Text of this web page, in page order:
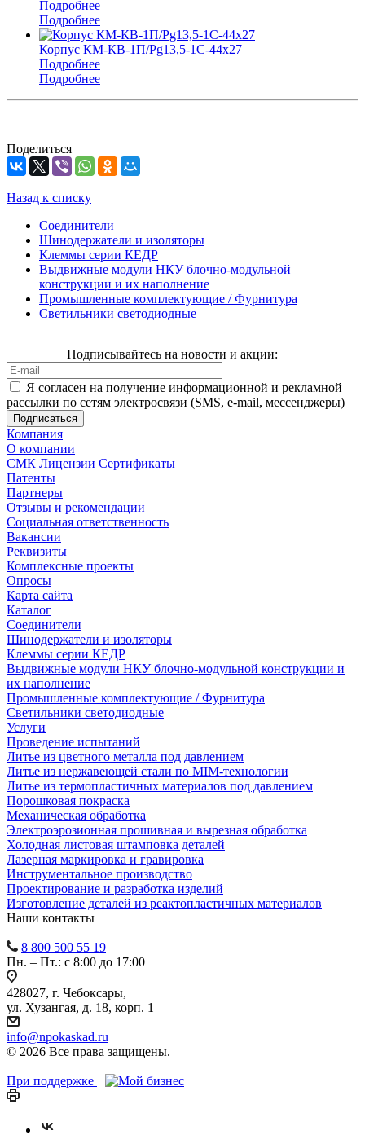
Подробнее
Подробнее
Корпус КМ-КВ-1П/Pg13,5-1С-44х27
Подробнее
Подробнее
Поделиться
Назад к списку
Соединители
Шинодержатели и изоляторы
Клеммы серии КЕДР
Выдвижные модули НКУ блочно-модульной
конструкции и их наполнение
Промышленные комплектующие / Фурнитура
Светильники светодиодные
Подписывайтесь на новости и акции:
Я согласен на получение информационной и рекламной
рассылки по сетям электросвязи (SMS, e-mail, мессенджеры)
Компания
О компании
СМК Лицензии Сертификаты
Патенты
Партнеры
Отзывы и рекомендации
Социальная ответственность
Вакансии
Реквизиты
Комплексные проекты
Опросы
Карта сайта
Каталог
Соединители
Шинодержатели и изоляторы
Клеммы серии КЕДР
Выдвижные модули НКУ блочно-модульной конструкции и
их наполнение
Промышленные комплектующие / Фурнитура
Светильники светодиодные
Услуги
Проведение испытаний
Литье из цветного металла под давлением
Литье из нержавеющей стали по MIM-технологии
Литье из термопластичных материалов под давлением
Порошковая покраска
Механическая обработка
Электроэрозионная прошивная и вырезная обработка
Холодная листовая штамповка деталей
Лазерная маркировка и гравировка
Инструментальное производство
Проектирование и разработка изделий
Изготовление деталей из реактопластичных материалов
Наши контакты
8 800 500 55 19
Пн. – Пт.: с 8:00 до 17:00
428027, г. Чебоксары,
ул. Хузангая, д. 18, корп. 1
info@npokaskad.ru
© 2026 Все права защищены.
При поддержке